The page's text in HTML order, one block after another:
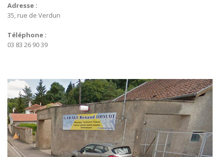
Adresse :
35, rue de Verdun
Téléphone :
03 83 26 90 39